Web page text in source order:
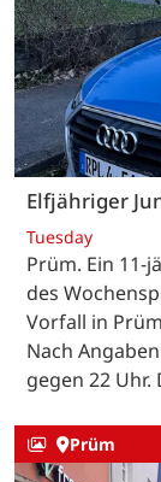
Elfjähriger
Tuesday
Prüm. Ein 11-
des
Vorfall in
Nach
gegen 22
Prüm